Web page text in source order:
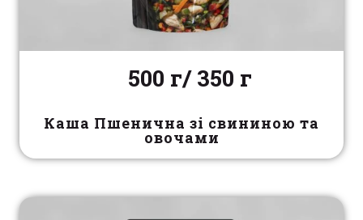
500 г/ 350 г
Каша Пшенична зі свининою та
овочами